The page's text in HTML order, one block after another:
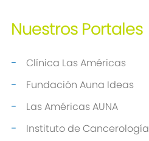
Nuestros Portales
Clínica Las Américas
Fundación Auna Ideas
Las Américas AUNA
Instituto de Cancerología